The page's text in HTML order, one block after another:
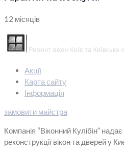
12 місяців
Акції
Карта сайту
Інформація
замовити майстра
Компанія “Віконний Кулібін”
реконструкції вікон та дверей у